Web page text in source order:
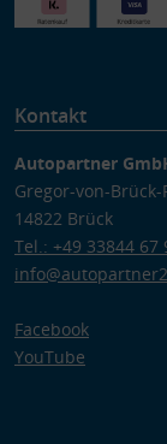
Kontakt
Autopartner
Gregor-von-Brück-
14822 Brück
Tel.: +49 33844 67
Facebook
YouTube